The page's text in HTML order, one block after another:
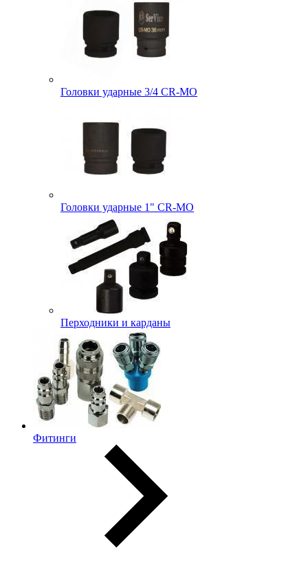
Головки ударные 3/4 CR-MO
Головки ударные 1" CR-MO
Перходники и карданы
Фитинги